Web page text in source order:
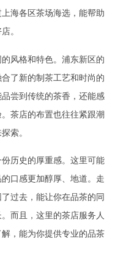
海各区茶场海选，能帮助
。
风格和特色。浦东新区的
了新的制茶工艺和时尚的
尝到传统的茶香，还能感
茶店的布置也往往紧跟潮
索。
历史的厚重感。这里可能
口感更加醇厚、地道。走
过去，能让你在品茶的同
而且，这里的茶店服务人
，能为你提供专业的品茶